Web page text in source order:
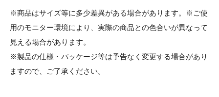
※商品はサイズ等に多少差異がある場合があります。※ご使
用のモニター環境により、実際の商品との色合いが異なって
見える場合があります。
※製品の仕様・パッケージ等は予告なく変更する場合があり
ますので、ご了承ください。